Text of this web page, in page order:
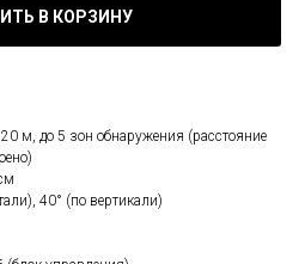
В КОРЗИНУ
м, до 5 зон обнаружения (расстояние
40° (по вертикали)